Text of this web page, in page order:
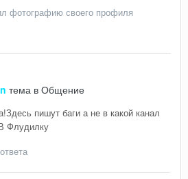
фотографию своего профиля
тема в Общение
пишут баги а не в какой канал
Флудилку